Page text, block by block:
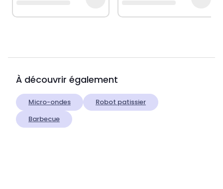
À découvrir également
Micro-ondes
Robot patissier
Barbecue